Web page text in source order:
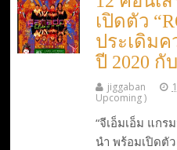
เปิดตัว
ประเดิม
ปี 2020 กั
jiggaban
Upcoming )
“จีเอ็มเอ็ม แกร
นำ พร้อมเปิดตัว